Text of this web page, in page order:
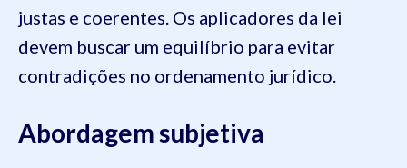
justas e coerentes. Os aplicadores da lei
devem buscar um equilíbrio para evitar
contradições no ordenamento jurídico.
Abordagem subjetiva